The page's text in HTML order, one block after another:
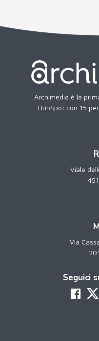
Archimedia è la
HubSpot con 15
Viale
Via
Seguici